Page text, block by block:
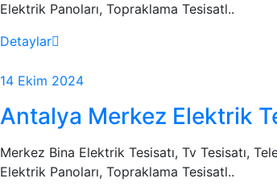
Elektrik Panoları, Topraklama Tesisatl..
Detaylar
14 Ekim 2024
Antalya Merkez Elektrik
Merkez Bina Elektrik Tesisatı, Tv Tesisatı,
Elektrik Panoları, Topraklama Tesisatl..